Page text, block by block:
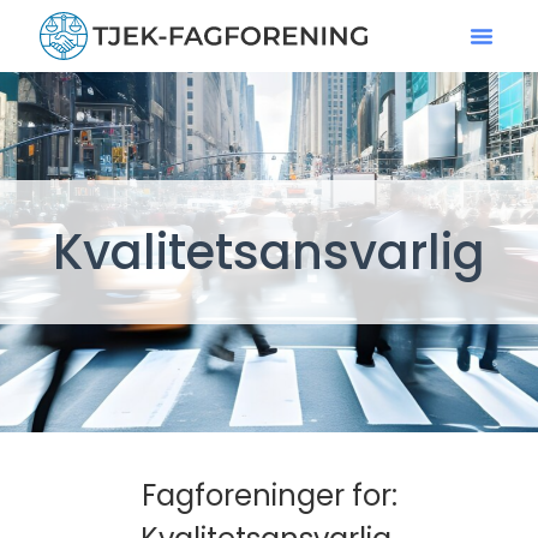
Kvalitetsansvarlig
Fagforeninger for: